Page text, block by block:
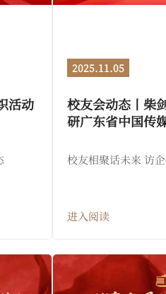
活动
2025.11.05
校友会动态丨柴
研广东省中国传
校友相聚话未来 访企
进入阅读